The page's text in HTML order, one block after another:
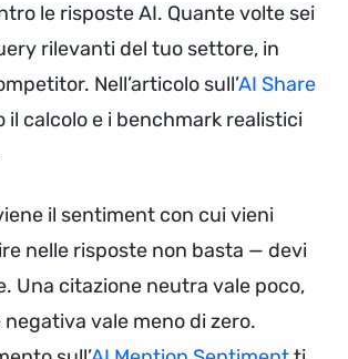
le risposte AI. Quante volte sei
rilevanti del tuo settore, in
Nell’articolo sull’AI Share
il calcolo e i benchmark realistici
il sentiment con cui vieni
nelle risposte non basta — devi
Una citazione neutra vale poco,
vale meno di zero.